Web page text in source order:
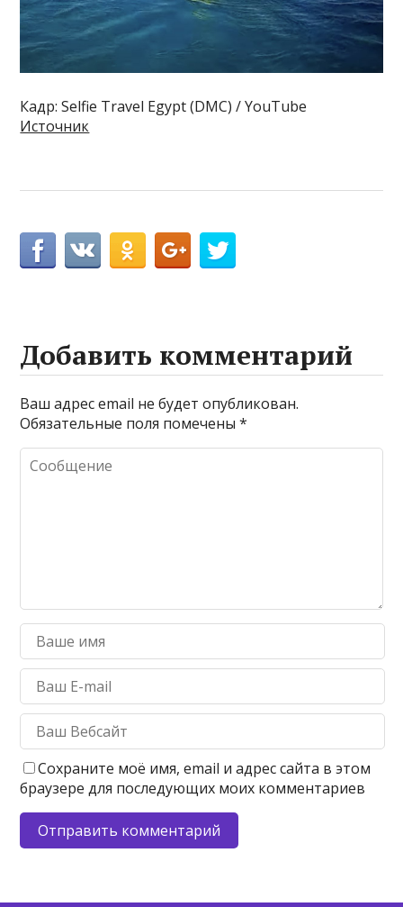
Кадр: Selfie Travel Egypt (DMC) / YouTube
Источник
Добавить комментарий
Ваш адрес email не будет опубликован.
Обязательные поля помечены*
Сохраните моё имя, email и адрес сайта в этом
браузере для последующих моих комментариев